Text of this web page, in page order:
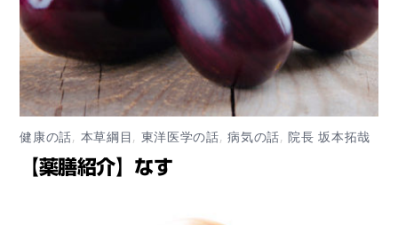
健康の話, 本草綱目, 東洋医学の話,病気の話,院長 坂本拓哉
【薬膳紹介】なす